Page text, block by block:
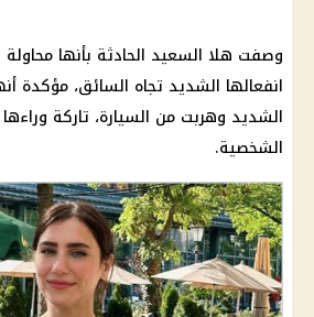
وصفت هلا السعيد الحادثة بأنها
انفعالها الشديد تجاه السائق، مؤكدة
الشديد وهربت من السيارة، تاركة
الشخصية.